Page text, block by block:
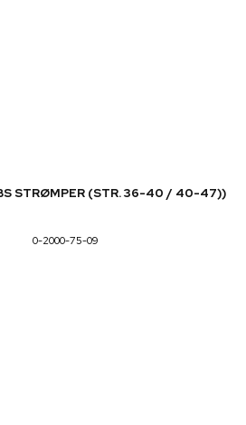
STRØMPER (STR. 36-40 / 40-47))
0-2000-75-09